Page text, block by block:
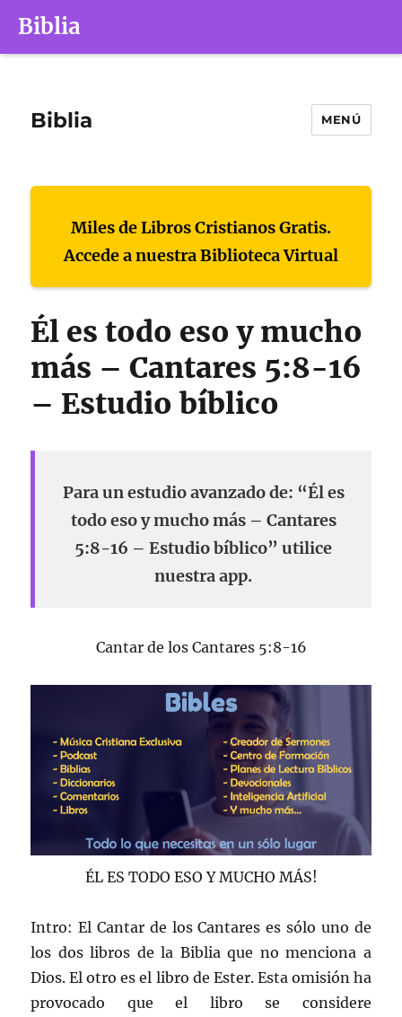
Biblia
Biblia MENÚ
Miles de Libros Cristianos Gratis.
Accede a nuestra Biblioteca Virtual
Él es todo eso y mucho
más – Cantares 5:8-16
– Estudio bíblico
Para un estudio avanzado de: “Él es
todo eso y mucho más – Cantares
5:8-16 – Estudio bíblico” utilice
nuestra app.
Cantar de los Cantares 5:8-16
ÉL ES TODO ESO Y MUCHO MÁS!
Intro: El Cantar de los Cantares es sólo uno de
los dos libros de la Biblia que no menciona a
Dios. El otro es el libro de Ester. Esta omisión ha
provocado que el libro se considere